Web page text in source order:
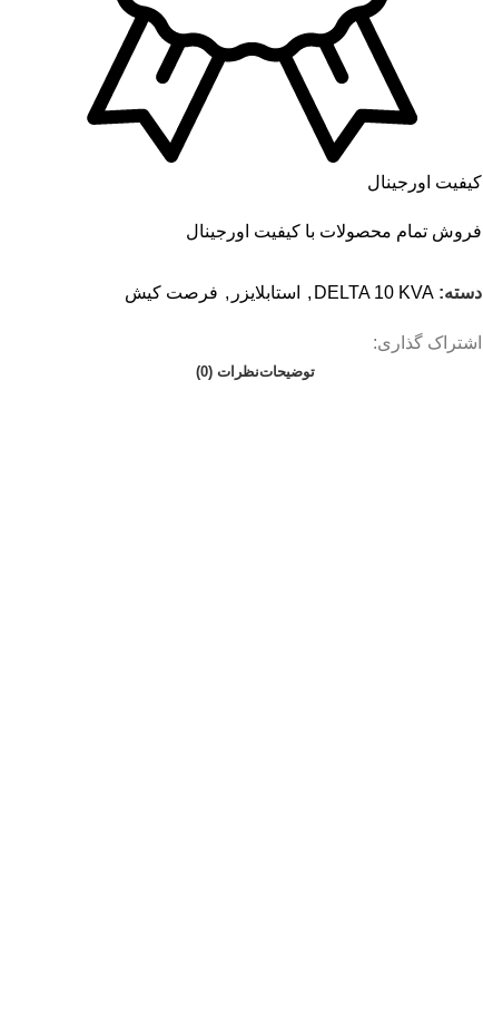
کیفیت اورجینال
فروش تمام محصولات با کیفیت اورجینال
دسته: DELTA 10 KVA
, استابلایزر , فرصت کیش
اشتراک گذاری:
توضیحاتنظرات (0)